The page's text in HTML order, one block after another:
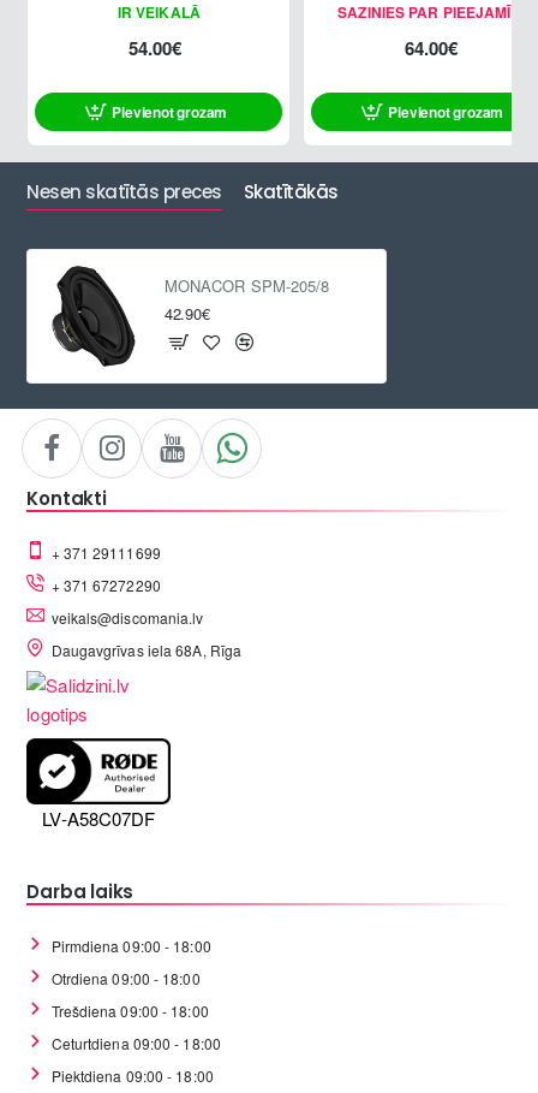
IR VEIKALĀ
54.00€
Pievienot grozam
SAZINIES PAR PIEEJAMĪBU
64.00€
Pievienot grozam
Nesen skatītās preces Skatītākās
MONACOR SPM-205/8
42.90€
Kontakti
+ 371 29111699
+ 371 67272290
veikals@discomania.lv
Daugavgrīvas iela 68A, Rīga
LV-A58C07DF
Darba laiks
Pirmdiena 09:00 - 18:00
Otrdiena 09:00 - 18:00
Trešdiena 09:00 - 18:00
Ceturtdiena 09:00 - 18:00
Piektdiena 09:00 - 18:00